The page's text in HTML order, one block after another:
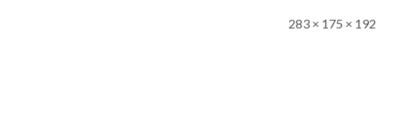
283 × 175 × 192